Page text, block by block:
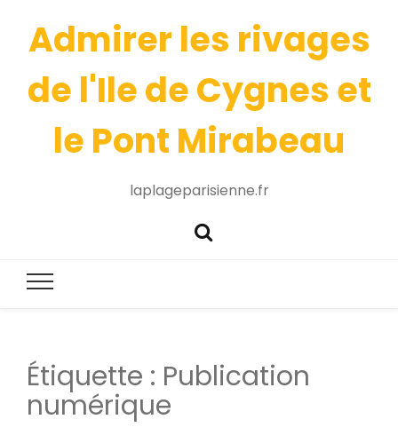
Admirer les rivages
de l'Ile de Cygnes et
le Pont Mirabeau
laplageparisienne.fr
Étiquette : Publication
numérique